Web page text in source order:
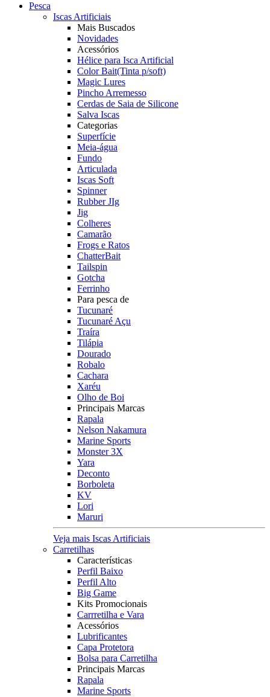
Pesca
Iscas Artificiais
Mais Buscados
Novidades
Acessórios
Hélice para Isca Artificial
Color Bait(Tinta p/soft)
Magic Lures
Pincho Arremesso
Cerdas de Saia de Silicone
Salva Iscas
Categorias
Superfície
Meia-água
Fundo
Articulada
Iscas Soft
Spinner
Rubber JIg
Jig
Colheres
Camarão
Frogs e Ratos
ChatterBait
Tailspin
Gotcha
Ferrinho
Para pesca de
Tucunaré
Tucunaré Açu
Traíra
Tilápia
Dourado
Robalo
Cachara
Xaréu
Olho de Boi
Principais Marcas
Rapala
Nelson Nakamura
Marine Sports
Monster 3X
Yara
Deconto
Borboleta
KV
Lori
Maruri
Veja mais Iscas Artificiais
Carretilhas
Características
Perfil Baixo
Perfil Alto
Big Game
Kits Promocionais
Carrretilha e Vara
Acessórios
Lubrificantes
Capa Protetora
Bolsa para Carretilha
Principais Marcas
Rapala
Marine Sports